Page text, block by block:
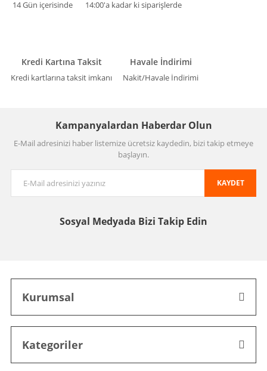
14 Gün içerisinde 14:00'a kadar ki siparişlerde
Kredi Kartına Taksit
Kredi kartlarına taksit imkanı
Havale İndirimi
Nakit/Havale İndirimi
Kampanyalardan Haberdar Olun
E-Mail adresinizi haber listemize ücretsiz kaydedin, bizi takip etmeye
başlayın.
KAYDET
Sosyal Medyada Bizi Takip Edin
Kurumsal
Kategoriler